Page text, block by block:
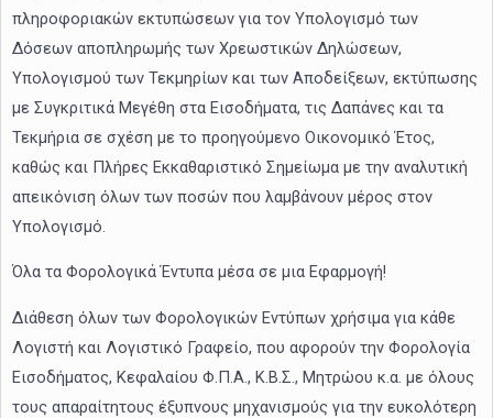
πληροφοριακών εκτυπώσεων για τον Υπολογισμό των
Δόσεων αποπληρωμής των Χρεωστικών Δηλώσεων,
Υπολογισμού των Τεκμηρίων και των Αποδείξεων, εκτύπωσης
με Συγκριτικά Μεγέθη στα Εισοδήματα, τις Δαπάνες και τα
Τεκμήρια σε σχέση με το προηγούμενο Οικονομικό Έτος,
καθώς και Πλήρες Εκκαθαριστικό Σημείωμα με την αναλυτική
απεικόνιση όλων των ποσών που λαμβάνουν μέρος στον
Υπολογισμό.
Όλα τα Φορολογικά Έντυπα μέσα σε μια Εφαρμογή!
Διάθεση όλων των Φορολογικών Εντύπων χρήσιμα για κάθε
Λογιστή και Λογιστικό Γραφείο, που αφορούν την Φορολογία
Εισοδήματος, Κεφαλαίου Φ.Π.Α., Κ.Β.Σ., Μητρώου κ.α. με όλους
τους απαραίτητους έξυπνους μηχανισμούς για την ευκολότερη